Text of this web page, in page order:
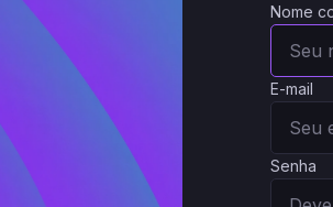
Nome
E-mail
Senha